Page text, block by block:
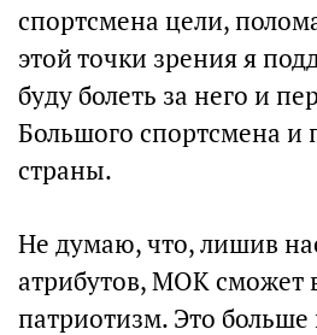
спортсмена цели,
этой точки зрения я
буду болеть за него и
Большого спортсмена и
страны.
Не думаю, что, лишив
атрибутов, МОК сможет
патриотизм. Это больше